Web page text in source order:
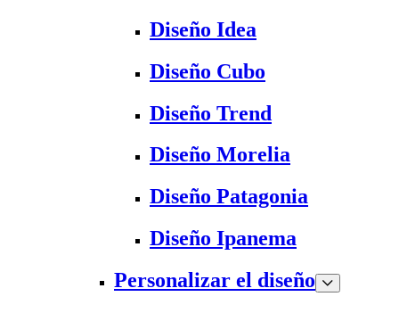
Diseño Idea
Diseño Cubo
Diseño Trend
Diseño Morelia
Diseño Patagonia
Diseño Ipanema
Personalizar el diseño